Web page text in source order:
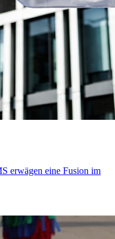
erwägen eine Fusion im